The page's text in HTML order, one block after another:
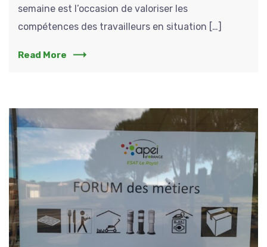
semaine est l’occasion de valoriser les
compétences des travailleurs en situation […]
Read More